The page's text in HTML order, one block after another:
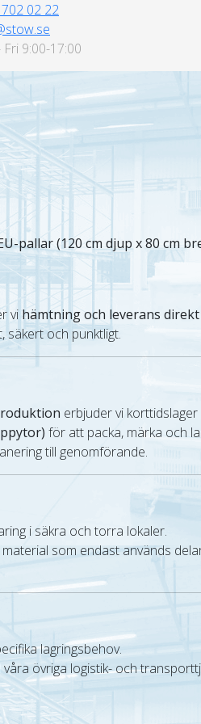
02 22
9:00-17:00
pallar (120 cm djup x 80 cm
vihämtning och leverans
säkert och punktligt.
erbjuder vi
för att packa, märka och
till genomförande.
i säkra och torra lokaler.
som endast används
lagringsbehov.
övriga logistik- och